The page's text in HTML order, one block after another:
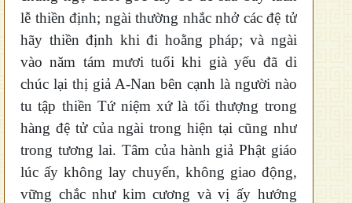
lễ thiền định; ngài thường nhắc nhở các đệ tử
hãy thiền định khi đi hoằng pháp; và ngài
vào năm tám mươi tuổi khi già yếu đã di
chúc lại thị giả A-Nan bên cạnh là người nào
tu tập thiền Tứ niệm xứ là tối thượng trong
hàng đệ tử của ngài trong hiện tại cũng như
trong tương lai. Tâm của hành giả Phật giáo
lúc ấy không lay chuyển, không giao động,
vững chắc như kim cương và vị ấy hướng